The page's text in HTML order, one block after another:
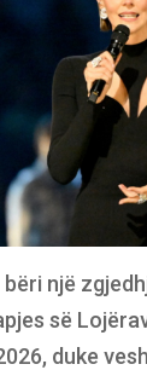
një
së
duke